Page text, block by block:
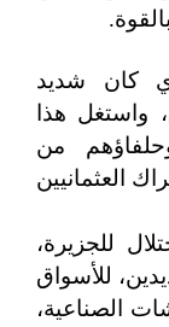
كان شديد
واستغل هذا
وحلفاؤهم من
العثمانيين
للجزيرة،
للأسواق
الصناعية،